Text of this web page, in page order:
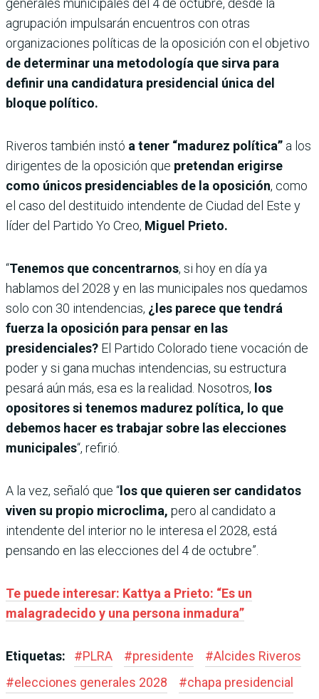
generales municipales del 4 de octubre, desde la
agrupación impulsarán encuentros con otras
organizaciones políticas de la oposición con el objetivo
de determinar una metodología que sirva para
definir una candidatura presidencial única del
bloque político.
Riveros también instó a tener “madurez política” a los
dirigentes de la oposición que pretendan erigirse
como únicos presidenciables de la oposición, como
el caso del destituido intendente de Ciudad del Este y
líder del Partido Yo Creo, Miguel Prieto.
“Tenemos que concentrarnos, si hoy en día ya
hablamos del 2028 y en las municipales nos quedamos
solo con 30 intendencias, ¿les parece que tendrá
fuerza la oposición para pensar en las
presidenciales? El Partido Colorado tiene vocación de
poder y si gana muchas intendencias, su estructura
pesará aún más, esa es la realidad. Nosotros, los
opositores si tenemos madurez política, lo que
debemos hacer es trabajar sobre las elecciones
municipales“, refirió.
A la vez, señaló que “ los que quieren ser candidatos
viven su propio microclima, pero al candidato a
intendente del interior no le interesa el 2028, está
pensando en las elecciones del 4 de octubre”.
Te puede interesar: Kattya a Prieto: “Es un
malagradecido y una persona inmadura”
Etiquetas: #PLRA #presidente #Alcides Riveros
#elecciones generales 2028 #chapa presidencial